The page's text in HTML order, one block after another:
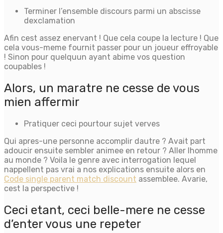
Terminer l’ensemble discours parmi un abscisse
dexclamation
Afin cest assez enervant ! Que cela coupe la lecture ! Que
cela vous-meme fournit passer pour un joueur effroyable
! Sinon pour quelquun ayant abime vos question
coupables !
Alors, un maratre ne cesse de vous
mien affermir
Pratiquer ceci pourtour sujet verves
Qui apres-une personne accomplir dautre ? Avait part
adoucir ensuite sembler animee en retour ? Aller lhomme
au monde ? Voila le genre avec interrogation lequel
nappellent pas vrai a nos explications ensuite alors en
Code single parent match discount assemblee. Avarie,
cest la perspective !
Ceci etant, ceci belle-mere ne cesse
d’enter vous une repeter